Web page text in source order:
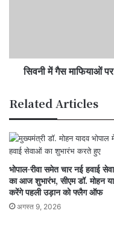
एलपीजी
सिलेंडरसिवनी में गैस माफियाओं
Related Articles
भोपाल-रीवा समेत चार नई हवाई
का आज शुभारंभ, सीएम डॉ. मोहन
करेंगे पहली उड़ान को फ्लैग ऑफ
अगस्त 9, 2026